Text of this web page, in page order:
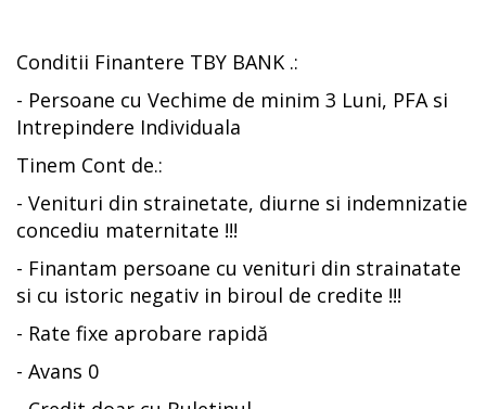
Conditii Finantere TBY BANK .:
- Persoane cu Vechime de minim 3 Luni, PFA si
Intrepindere Individuala
Tinem Cont de.:
- Venituri din strainetate, diurne si indemnizatie
concediu maternitate !!!
- Finantam persoane cu venituri din strainatate
si cu istoric negativ in biroul de credite !!!
- Rate fixe aprobare rapidă
- Avans 0